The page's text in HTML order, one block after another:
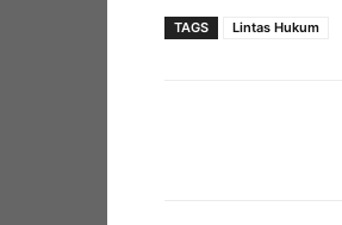
TAGS Lintas Hukum